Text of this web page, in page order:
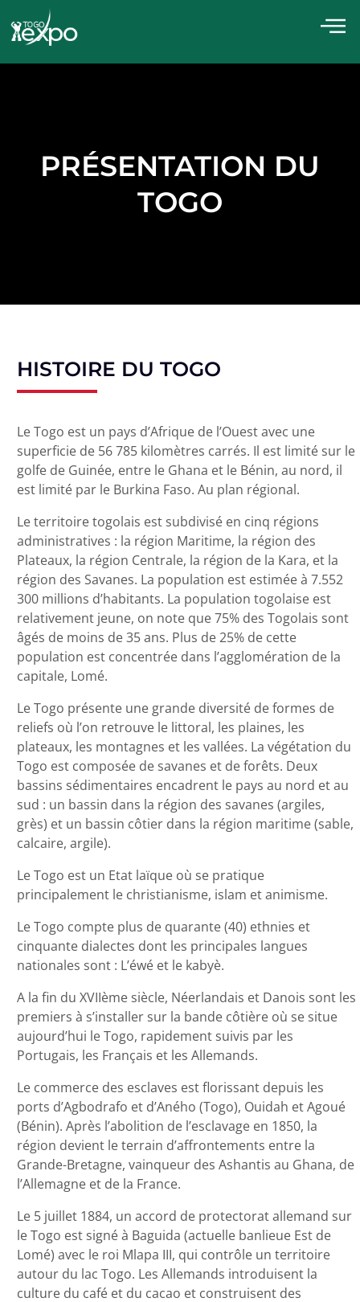
PRÉSENTATION DU
TOGO
HISTOIRE DU TOGO
Le Togo est un pays d’Afrique de l’Ouest avec une
superficie de 56 785 kilomètres carrés. Il est limité sur le
golfe de Guinée, entre le Ghana et le Bénin, au nord, il
est limité par le Burkina Faso. Au plan régional.
Le territoire togolais est subdivisé en cinq régions
administratives : la région Maritime, la région des
Plateaux, la région Centrale, la région de la Kara, et la
région des Savanes. La population est estimée à 7.552
300 millions d’habitants. La population togolaise est
relativement jeune, on note que 75% des Togolais sont
âgés de moins de 35 ans. Plus de 25% de cette
population est concentrée dans l’agglomération de la
capitale, Lomé.
Le Togo présente une grande diversité de formes de
reliefs où l’on retrouve le littoral, les plaines, les
plateaux, les montagnes et les vallées. La végétation du
Togo est composée de savanes et de forêts. Deux
bassins sédimentaires encadrent le pays au nord et au
sud : un bassin dans la région des savanes (argiles,
grès) et un bassin côtier dans la région maritime (sable,
calcaire, argile).
Le Togo est un Etat laïque où se pratique
principalement le christianisme, islam et animisme.
Le Togo compte plus de quarante (40) ethnies et
cinquante dialectes dont les principales langues
nationales sont : L’éwé et le kabyè.
A la fin du XVIIème siècle, Néerlandais et Danois sont les
premiers à s’installer sur la bande côtière où se situe
aujourd’hui le Togo, rapidement suivis par les
Portugais, les Français et les Allemands.
Le commerce des esclaves est florissant depuis les
ports d’Agbodrafo et d’Aného (Togo), Ouidah et Agoué
(Bénin). Après l’abolition de l’esclavage en 1850, la
région devient le terrain d’affrontements entre la
Grande-Bretagne, vainqueur des Ashantis au Ghana, de
l’Allemagne et de la France.
Le 5 juillet 1884, un accord de protectorat allemand sur
le Togo est signé à Baguida (actuelle banlieue Est de
Lomé) avec le roi Mlapa III, qui contrôle un territoire
autour du lac Togo. Les Allemands introduisent la
culture du café et du cacao et construisent des